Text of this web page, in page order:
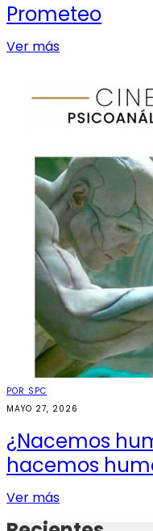
Prometeo
Ver más
POR SPC
MAYO 27, 2026
¿Nacemos
hacemos
Ver más